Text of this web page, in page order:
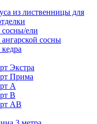
из лиственницы для
ели
сосны
Экстра
Прима
A
B
АВ